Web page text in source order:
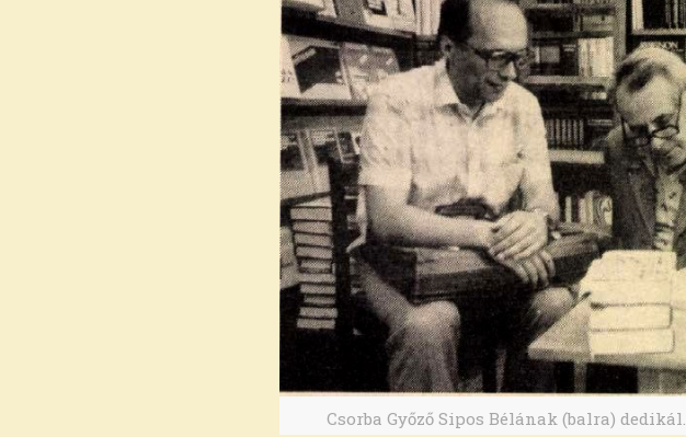
Csorba Győző Sipos Bélának (balra)